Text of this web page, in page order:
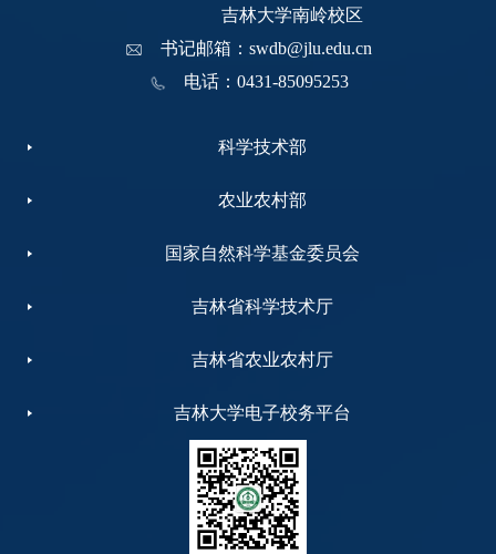
吉林大学南岭校区
书记邮箱：swdb@jlu.edu.cn
电话：0431-85095253
科学技术部
农业农村部
国家自然科学基金委员会
吉林省科学技术厅
吉林省农业农村厅
吉林大学电子校务平台